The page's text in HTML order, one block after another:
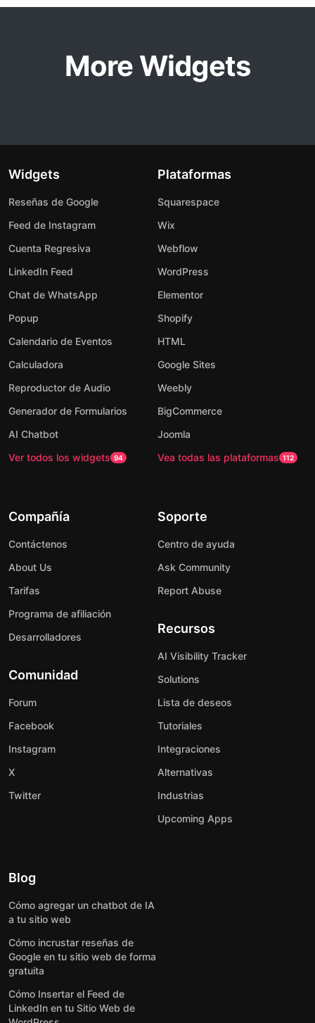
More Widgets
Widgets
Reseñas de Google
Feed de Instagram
Cuenta Regresiva
LinkedIn Feed
Chat de WhatsApp
Popup
Calendario de Eventos
Calculadora
Reproductor de Audio
Generador de Formularios
AI Chatbot
Ver todos los widgets 94
Plataformas
Squarespace
Wix
Webflow
WordPress
Elementor
Shopify
HTML
Google Sites
Weebly
BigCommerce
Joomla
Vea todas las plataformas 112
Compañía
Contáctenos
About Us
Tarifas
Programa de afiliación
Desarrolladores
Comunidad
Forum
Facebook
Instagram
X
Twitter
Soporte
Centro de ayuda
Ask Community
Report Abuse
Recursos
AI Visibility Tracker
Solutions
Lista de deseos
Tutoriales
Integraciones
Alternativas
Industrias
Upcoming Apps
Blog
Cómo agregar un chatbot de IA
a tu sitio web
Cómo incrustar reseñas de
Google en tu sitio web de forma
gratuita
Cómo Insertar el Feed de
LinkedIn en tu Sitio Web de